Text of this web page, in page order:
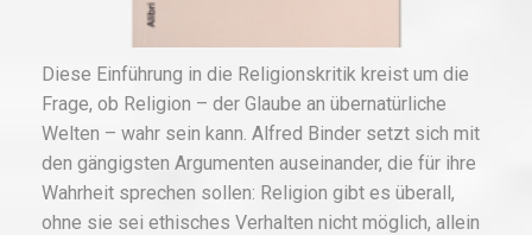
Diese Einführung in die Religionskritik kreist um die
Frage, ob Religion – der Glaube an übernatürliche
Welten – wahr sein kann. Alfred Binder setzt sich mit
den gängigsten Argumenten auseinander, die für ihre
Wahrheit sprechen sollen: Religion gibt es überall,
ohne sie sei ethisches Verhalten nicht möglich, allein